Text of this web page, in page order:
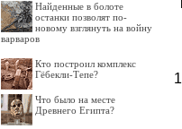
Найденные в болоте
останки позволят по-
новому взглянуть на войну
варваров
Кто построил комплекс
Гёбекли-Тепе?
Что было на месте
Древнего Египта?